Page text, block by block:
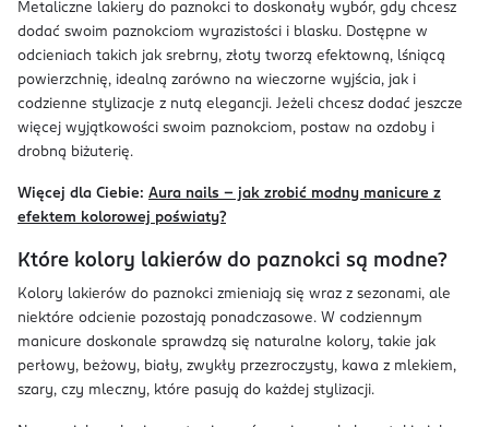
Metaliczne lakiery do paznokci to doskonały wybór, gdy chcesz
dodać swoim paznokciom wyrazistości i blasku. Dostępne w
odcieniach takich jak srebrny, złoty tworzą efektowną, lśniącą
powierzchnię, idealną zarówno na wieczorne wyjścia, jak i
codzienne stylizacje z nutą elegancji. Jeżeli chcesz dodać jeszcze
więcej wyjątkowości swoim paznokciom, postaw na ozdoby i
drobną biżuterię.
Więcej dla Ciebie: Aura nails – jak zrobić modny manicure z
efektem kolorowej poświaty?
Które kolory lakierów do paznokci są modne?
Kolory lakierów do paznokci zmieniają się wraz z sezonami, ale
niektóre odcienie pozostają ponadczasowe. W codziennym
manicure doskonale sprawdzą się naturalne kolory, takie jak
perłowy, beżowy, biały, zwykły przezroczysty, kawa z mlekiem,
szary, czy mleczny, które pasują do każdej stylizacji.